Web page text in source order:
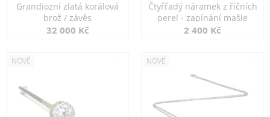
Grandiozní zlatá korálová
brož / závěs
32 000 Kč
Čtyřřadý náramek z říčních
perel - zapínání mašle
2 400 Kč
NOVÉ NOVÉ